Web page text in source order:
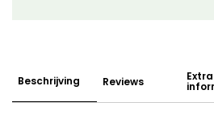
Beschrijving Reviews Extra